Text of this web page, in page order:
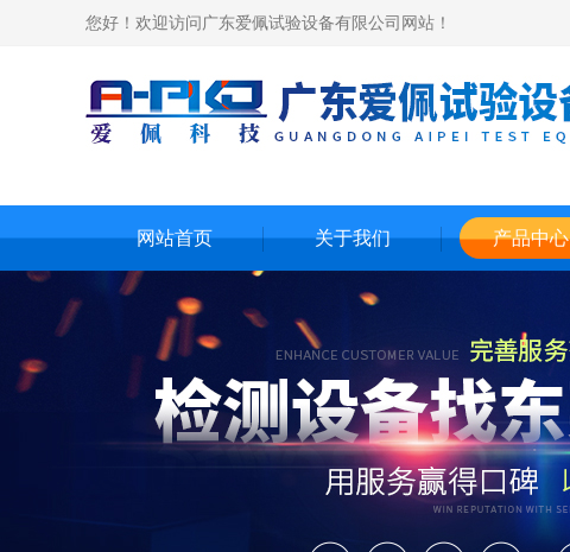
您好！欢迎访问广东爱佩试验设备有限公司网站！
网站首页 关于我们 产品中心